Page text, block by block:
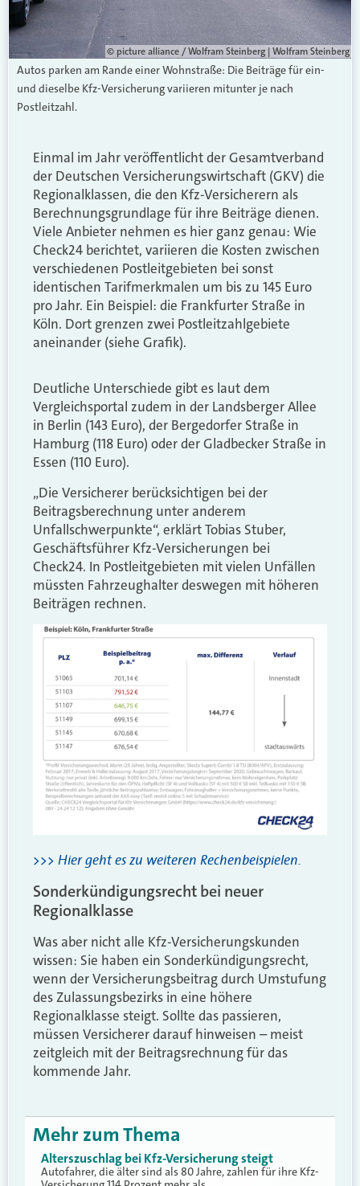
© picture alliance / Wolfram Steinberg | Wolfram Steinberg
Autos parken am Rande einer Wohnstraße: Die Beiträge für ein-
und dieselbe Kfz-Versicherung variieren mitunter je nach
Postleitzahl.
Einmal im Jahr veröffentlicht der Gesamtverband
der Deutschen Versicherungswirtschaft (GKV) die
Regionalklassen, die den Kfz-Versicherern als
Berechnungsgrundlage für ihre Beiträge dienen.
Viele Anbieter nehmen es hier ganz genau: Wie
Check24 berichtet, variieren die Kosten zwischen
verschiedenen Postleitgebieten bei sonst
identischen Tarifmerkmalen um bis zu 145 Euro
pro Jahr. Ein Beispiel: die Frankfurter Straße in
Köln. Dort grenzen zwei Postleitzahlgebiete
aneinander (siehe Grafik).
Deutliche Unterschiede gibt es laut dem
Vergleichsportal zudem in der Landsberger Allee
in Berlin (143 Euro), der Bergedorfer Straße in
Hamburg (118 Euro) oder der Gladbecker Straße in
Essen (110 Euro).
„Die Versicherer berücksichtigen bei der
Beitragsberechnung unter anderem
Unfallschwerpunkte“, erklärt Tobias Stuber,
Geschäftsführer Kfz-Versicherungen bei
Check24. In Postleitgebieten mit vielen Unfällen
müssten Fahrzeughalter deswegen mit höheren
Beiträgen rechnen.
>>> Hier geht es zu weiteren Rechenbeispielen.
Sonderkündigungsrecht bei neuer
Regionalklasse
Was aber nicht alle Kfz-Versicherungskunden
wissen: Sie haben ein Sonderkündigungsrecht,
wenn der Versicherungsbeitrag durch Umstufung
des Zulassungsbezirks in eine höhere
Regionalklasse steigt. Sollte das passieren,
müssen Versicherer darauf hinweisen – meist
zeitgleich mit der Beitragsrechnung für das
kommende Jahr.
Mehr zum Thema
Alterszuschlag bei Kfz-Versicherung steigt
Autofahrer, die älter sind als 80 Jahre, zahlen für ihre Kfz-